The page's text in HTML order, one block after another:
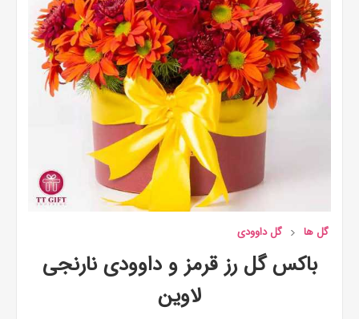
گل ها گل داوودی
باکس گل رز قرمز و داوودی نارنجی
لاوین